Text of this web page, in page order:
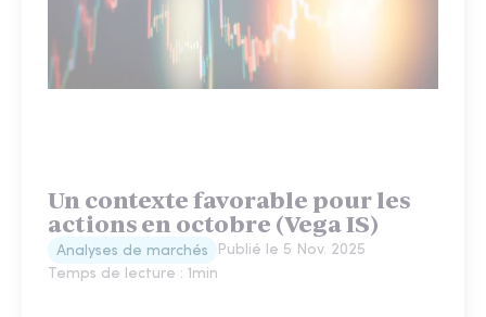
Un contexte favorable pour les
actions en octobre (Vega IS)
Analyses de marchés Publié le 5 Nov. 2025
Temps de lecture : 1min